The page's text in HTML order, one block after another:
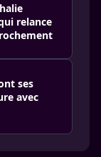
relance
ses
avec